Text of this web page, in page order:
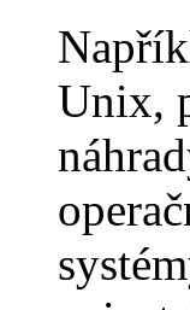
Unix,